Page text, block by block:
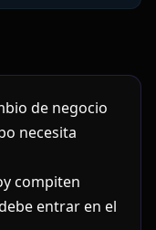
de negocio
necesita
compiten
entrar en el